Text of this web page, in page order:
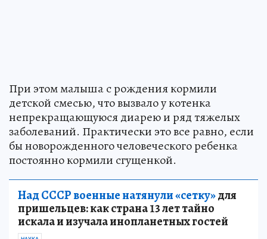
При этом малыша с рождения кормили
детской смесью, что вызвало у котенка
непрекращающуюся диарею и ряд тяжелых
заболеваний. Практически это все равно, если
бы новорожденного человеческого ребенка
постоянно кормили сгущенкой.
Над СССР военные натянули «сетку»для
пришельцев: как страна 13 лет тайно
искала и изучала инопланетных гостей